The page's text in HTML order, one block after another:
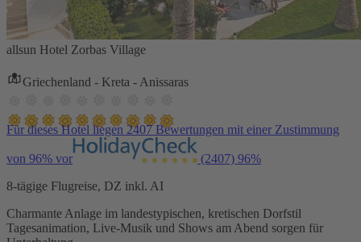
allsun Hotel Zorbas Village
Griechenland - Kreta - Anissaras
Für dieses Hotel liegen 2407 Bewertungen mit einer Zustimmung
von 96% vor (2407) 96%
8-tägige Flugreise, DZ inkl. AI
Charmante Anlage im landestypischen, kretischen Dorfstil
Tagesanimation, Live-Musik und Shows am Abend sorgen für